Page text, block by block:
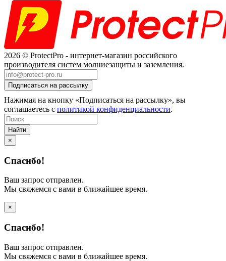
2026 © ProtectPro - интернет-магазин российского
производителя систем молниезащиты и заземления.
Нажимая на кнопку «Подписаться на рассылку», вы
соглашаетесь с политикой конфиденциальности.
Найти
×
Спасибо!
Ваш запрос отправлен.
Мы свяжемся с вами в ближайшее время.
×
Спасибо!
Ваш запрос отправлен.
Мы свяжемся с вами в ближайшее время.